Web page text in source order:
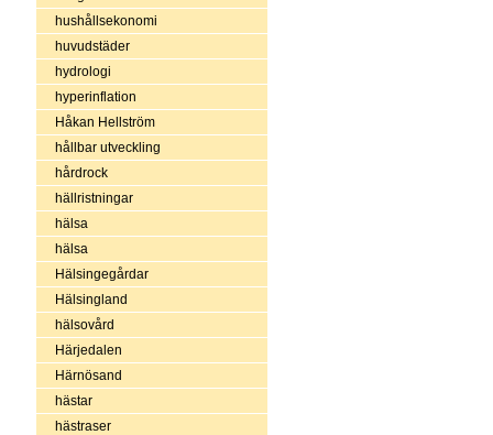
hushållsekonomi
huvudstäder
hydrologi
hyperinflation
Håkan Hellström
hållbar utveckling
hårdrock
hällristningar
hälsa
hälsa
Hälsingegårdar
Hälsingland
hälsovård
Härjedalen
Härnösand
hästar
hästraser